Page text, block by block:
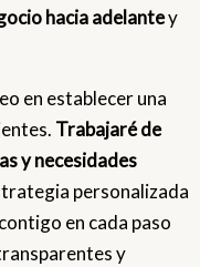
hacia adelantey
en establecer una
Trabajaré de
y necesidades
personalizada
en cada paso
y